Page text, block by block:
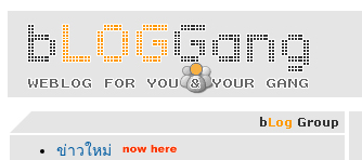
ข่าวใหม่